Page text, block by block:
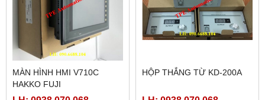
MÀN HÌNH HMI V710C
HAKKO FUJI
HỘP THẮNG TỪ KD-200A